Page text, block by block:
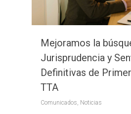
Mejoramos la
Jurisprudencia y
Definitivas de
TTA
Comunicados, Noticias